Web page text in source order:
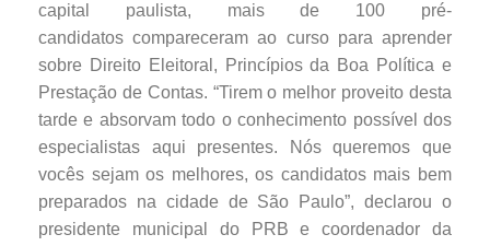
capital paulista, mais de 100 pré-
candidatos compareceram ao curso para aprender
sobre Direito Eleitoral, Princípios da Boa Política e
Prestação de Contas. “Tirem o melhor proveito desta
tarde e absorvam todo o conhecimento possível dos
especialistas aqui presentes. Nós queremos que
vocês sejam os melhores, os candidatos mais bem
preparados na cidade de São Paulo”, declarou o
presidente municipal do PRB e coordenador da